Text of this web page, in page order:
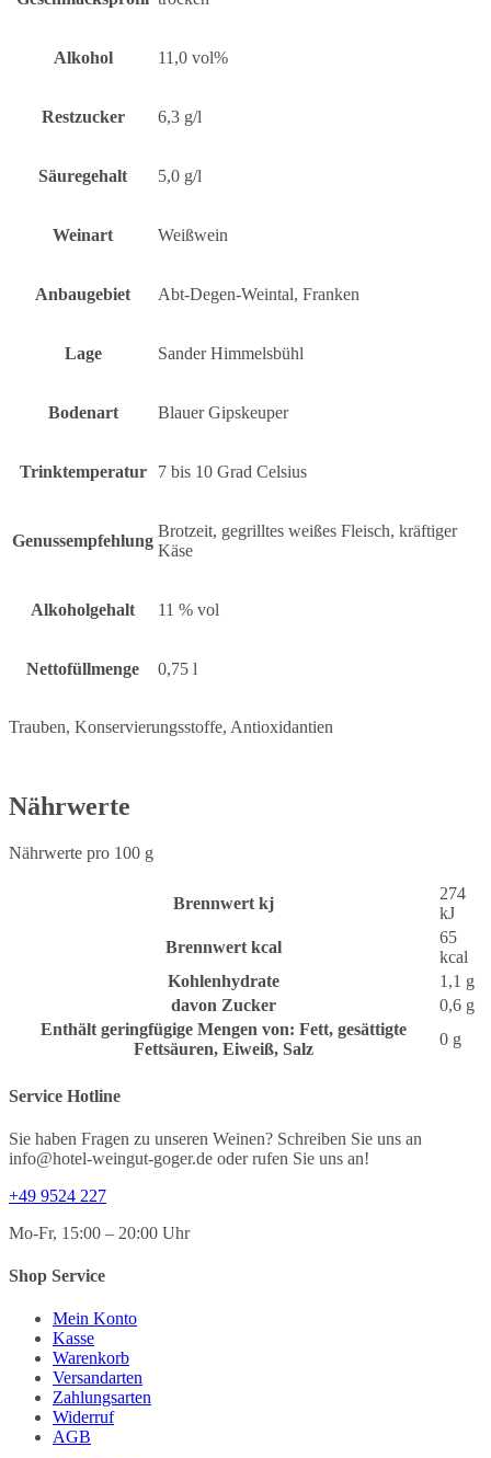
Alkohol 11,0 vol%
Restzucker 6,3 g/l
Säuregehalt 5,0 g/l
Weinart Weißwein
Anbaugebiet Abt-Degen-Weintal, Franken
Lage Sander Himmelsbühl
Bodenart Blauer Gipskeuper
Trinktemperatur 7 bis 10 Grad Celsius
Genussempfehlung
Brotzeit, gegrilltes weißes Fleisch, kräftiger
Käse
Alkoholgehalt 11 % vol
Nettofüllmenge 0,75 l
Trauben, Konservierungsstoffe, Antioxidantien
Nährwerte
Nährwerte pro 100 g
Brennwert kj
274
kJ
Brennwert kcal
65
kcal
Kohlenhydrate
1,1 g
davon Zucker 0,6 g
Enthält geringfügige Mengen von: Fett, gesättigte
Fettsäuren, Eiweiß, Salz
0 g
Service Hotline
Sie haben Fragen zu unseren Weinen? Schreiben Sie uns an
info@hotel-weingut-goger.de oder rufen Sie uns an!
+49 9524 227
Mo-Fr, 15:00 – 20:00 Uhr
Shop Service
Mein Konto
Kasse
Warenkorb
Versandarten
Zahlungsarten
Widerruf
AGB